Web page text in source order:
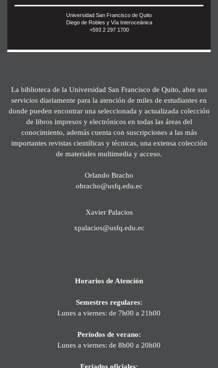
Universidad San Francisco de Quito
Diego de Robles y Vía Interoceánica
+593 2 297 1700
La biblioteca de la Universidad San Francisco de Quito, abre sus
servicios diariamente para la atención de miles de estudiantes en
donde pueden encontrar una seleccionada y actualizada colección
de libros impresos y electrónicos en todas las áreas del
conocimiento, además cuenta con suscripciones a las más
importantes revistas científicas y técnicas, una extensa colección
de materiales multimedia y acceso.
Orlando Bracho
obracho@usfq.edu.ec
Xavier Palacios
xpalacios@usfq.edu.ec
Horarios de Atención
Semestres regulares:
Lunes a viernes: de 7h00 a 21h00
Períodos de verano:
Lunes a viernes: de 8h00 a 20h00
Feriados oficiales: